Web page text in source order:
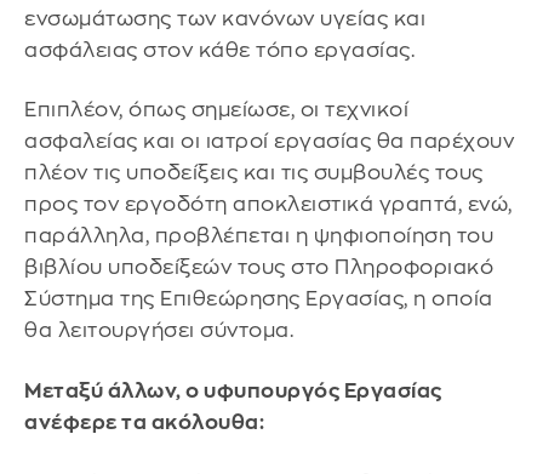
ενσωμάτωσης των κανόνων υγείας και
ασφάλειας στον κάθε τόπο εργασίας.
Επιπλέον, όπως σημείωσε, οι τεχνικοί
ασφαλείας και οι ιατροί εργασίας θα παρέχουν
πλέον τις υποδείξεις και τις συμβουλές τους
προς τον εργοδότη αποκλειστικά γραπτά, ενώ,
παράλληλα, προβλέπεται η ψηφιοποίηση του
βιβλίου υποδείξεών τους στο Πληροφοριακό
Σύστημα της Επιθεώρησης Εργασίας, η οποία
θα λειτουργήσει σύντομα.
Μεταξύ άλλων, ο υφυπουργός Εργασίας
ανέφερε τα ακόλουθα: